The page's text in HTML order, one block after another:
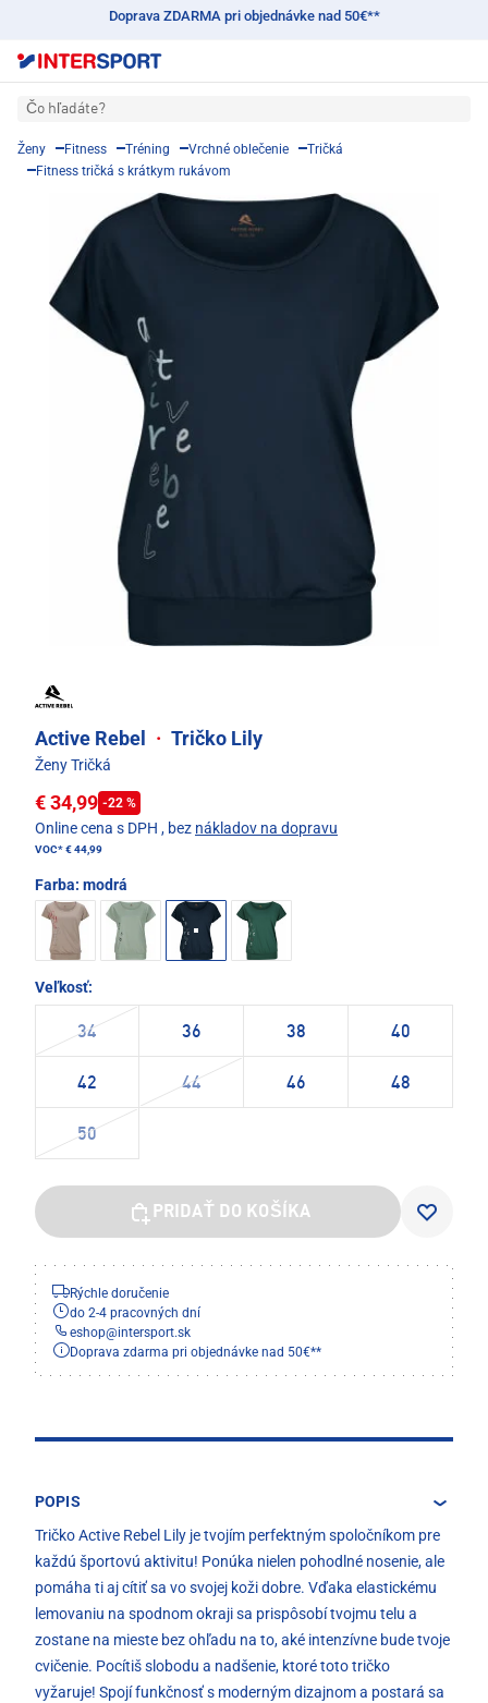
Doprava ZDARMA pri objednávke nad 50€**
Čo hľadáte?
Ženy Fitness Tréning Vrchné oblečenie
Tričká
Fitness tričká s krátkym rukávom
Active Rebel · Tričko Lily
Ženy Tričká
€ 34,99 -22 %
Online cena s DPH , bez nákladov na dopravu
VOC*€ 44,99
Farba: modrá
Veľkosť:
34 36 38 40
42 44 46 48
50
PRIDAŤ DO KOŠÍKA
Rýchle doručenie
do 2-4 pracovných dní
eshop@intersport.sk
Doprava zdarma pri objednávke nad 50€**
POPIS
Tričko Active Rebel Lily je tvojím perfektným spoločníkom pre
každú športovú aktivitu! Ponúka nielen pohodlné nosenie, ale
pomáha ti aj cítiť sa vo svojej koži dobre. Vďaka elastickému
lemovaniu na spodnom okraji sa prispôsobí tvojmu telu a
zostane na mieste bez ohľadu na to, aké intenzívne bude tvoje
cvičenie. Pocítiš slobodu a nadšenie, ktoré toto tričko
vyžaruje! Spojí funkčnosť s moderným dizajnom a postará sa